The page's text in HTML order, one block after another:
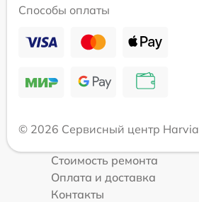
Способы оплаты
© 2026 Сервисный центр Harvia
Стоимость ремонта
Оплата и доставка
Контакты